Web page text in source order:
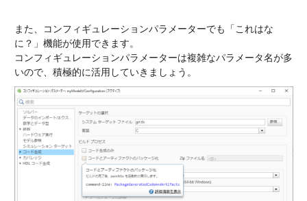
また、コンフィギュレーションパラメーターでも「これはな
に？」機能が使用できます。
コンフィギュレーションパラメーターは複雑なパラメータ名が多
いので、積極的に活用していきましょう。